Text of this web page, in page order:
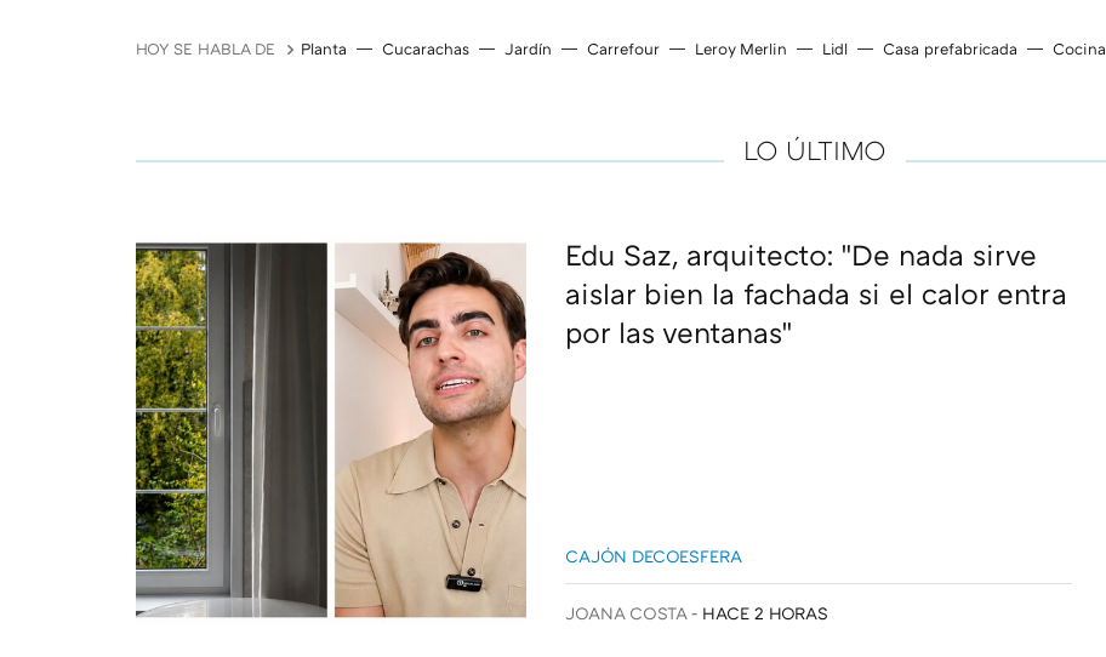
HOY SE HABLA DE Planta Cucarachas Jardín Carrefour Leroy Merlin Lidl Casa prefabricada Cocina
LO ÚLTIMO
Edu Saz, arquitecto: "De nada sirve
aislar bien la fachada si el calor entra
por las ventanas"
CAJÓN DECOESFERA
JOANA COSTA HACE 2 HORAS